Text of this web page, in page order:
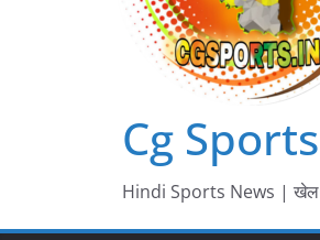
Cg Sports
Hindi Sports News | खेल